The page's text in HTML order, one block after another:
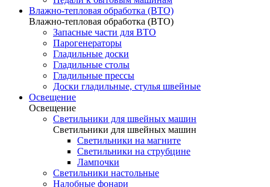
Влажно-тепловая обработка (ВТО)
Влажно-тепловая обработка (ВТО)
Запасные части для ВТО
Парогенераторы
Гладильные доски
Гладильные столы
Гладильные прессы
Доски гладильные, стулья швейные
Освещение
Освещение
Светильники для швейных машин
Светильники для швейных машин
Светильники на магните
Светильники на струбцине
Лампочки
Светильники настольные
Налобные фонари